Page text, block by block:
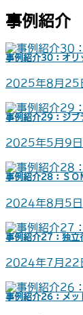
事例紹介
事例紹介30：オリ
2025年8月25
事例紹介29：ジブ
2025年5月9日
事例紹介28：ＳＯ
2024年8月5日
事例紹介27：独立
2024年7月22
事例紹介26：メッ